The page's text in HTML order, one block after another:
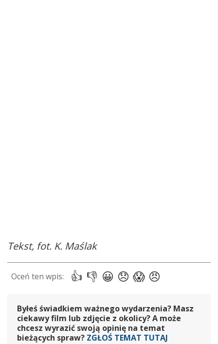
Tekst, fot. K. Maślak
Byłeś świadkiem ważnego wydarzenia? Masz
ciekawy film lub zdjęcie z okolicy? A może
chcesz wyrazić swoją opinię na temat
bieżących spraw? ZGŁOŚ TEMAT TUTAJ